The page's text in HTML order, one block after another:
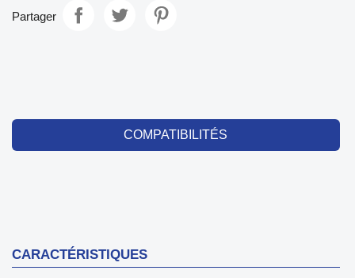
Partager
COMPATIBILITÉS
CARACTÉRISTIQUES